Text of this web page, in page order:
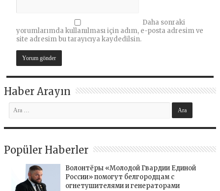
Daha sonraki
yorumlarımda kullanılması için adım, e-posta adresim ve
site adresim bu tarayıcıya kaydedilsin.
Haber Arayın
Popüler Haberler
Волонтёры «Молодой Гвардии Единой
России» помогут белгородцам с
огнетушителями и генераторами